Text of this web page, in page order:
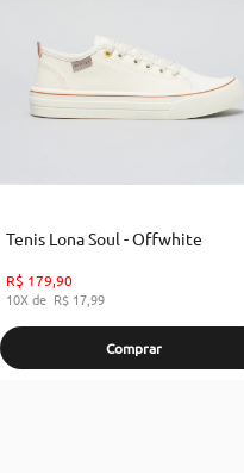
Tenis Lona Soul - Offwhite
R$ 179,90
10
R$ 17,99
Comprar